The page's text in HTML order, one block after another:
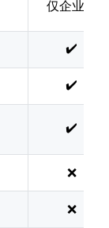
仅企业版
✔️
✔️
✔️
❌
❌